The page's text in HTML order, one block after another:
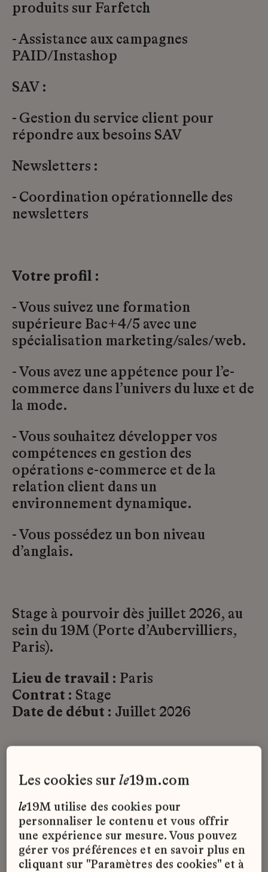
produits sur Farfetch
- Assistance aux campagnes
PAID/Instashop
SAV :
- Gestion du service client pour
répondre aux besoins SAV
Newsletters :
- Coordination opérationnelle des
newsletters
Votre profil :
- Vous suivez une formation
supérieure Bac+4/5 avec une
spécialisation marketing/sales/web.
- Vous avez une appétence pour l’e-
commerce dans l’univers du luxe et de
la mode.
- Vous souhaitez développer vos
compétences en gestion des
opérations e-commerce et de la
relation client dans un
environnement dynamique.
- Vous possédez un bon niveau
d’anglais.
Stage à pourvoir dès juillet 2026, au
sein du 19M (Porte d’Aubervilliers,
Paris).
Lieu de travail : Paris
Contrat : Stage
Date de début : Juillet 2026
Postuler
Nom*
les cookies surle19m.com
le19M utilise des cookies pour
personnaliser le contenu et vous offrir
une expérience sur mesure. Vous pouvez
gérer vos préférences et en savoir plus en
cliquant sur "Paramètres des cookies" et à